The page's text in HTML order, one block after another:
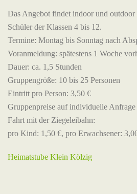
Das Angebot findet indoor und outdoor
Schüler der Klassen 4 bis 12.
Termine: Montag bis Sonntag nach
Voranmeldung: spätestens 1 Woche
Dauer: ca. 1,5 Stunden
Gruppengröße: 10 bis 25 Personen
Eintritt pro Person: 3,50 €
Gruppenpreise auf individuelle Anfrage
Fahrt mit der Ziegeleibahn:
pro Kind: 1,50 €, pro Erwachsener:
Heimatstube Klein Kölzig